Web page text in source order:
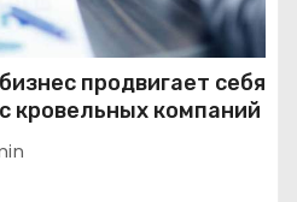
продвигает себя
кровельных компаний